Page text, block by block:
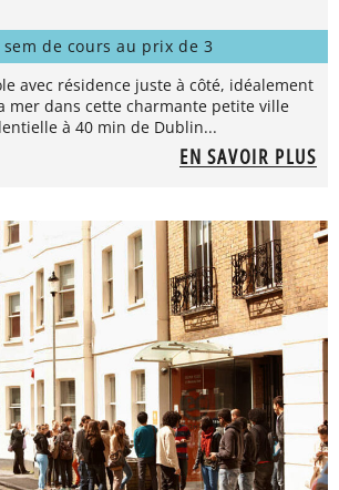
sem de cours au prix de 3
avec résidence juste à côté, idéalement
mer dans cette charmante petite ville
à 40 min de Dublin...
EN SAVOIR PLUS